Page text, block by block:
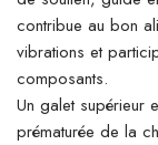
contribue au bon
vibrations et
composants.
Un galet supérieur
prématurée de la